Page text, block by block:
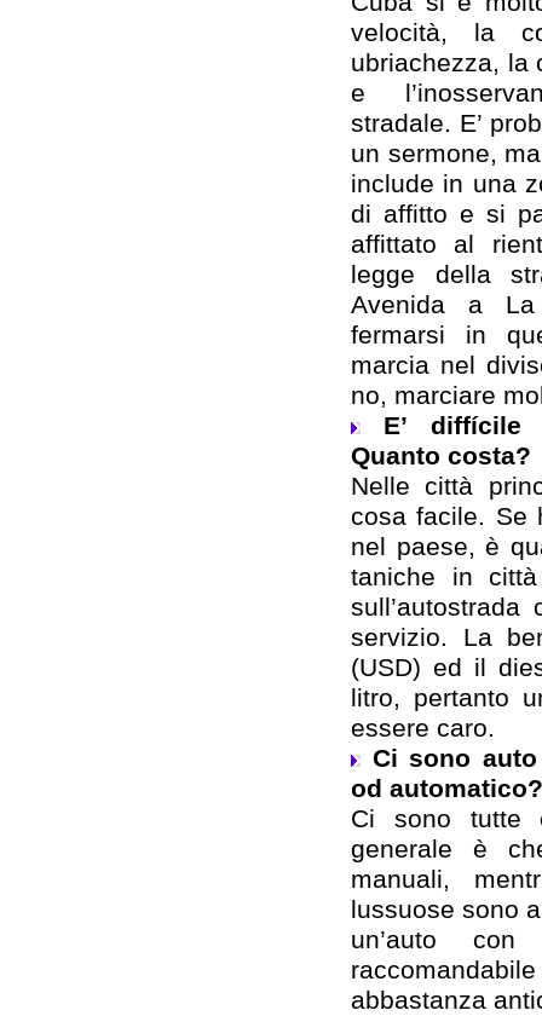
velocità, la
ubriachezza, la
e
stradale. E’
un sermone,
include in una
di affitto e si
affittato al
legge della
Avenida a La
fermarsi in
marcia nel
no, marciare
E’ diffícile
Quanto costa?
Nelle città
cosa facile. Se
nel paese, è
taniche in
servizio. La
(USD) ed il
litro, pertanto
essere caro.
Ci sono
od automatico?
Ci sono
generale è
manuali,
lussuose sono
un’auto
abbastanza